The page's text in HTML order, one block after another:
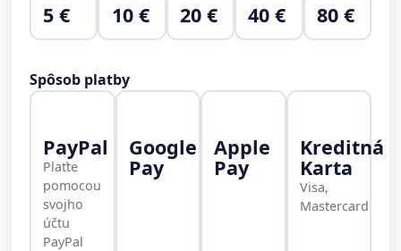
5 € 10 € 20 € 40 € 80 €
Spôsob platby
PayPal
Plaťte
pomocou
svojho
účtu
PayPal
Google
Pay
Apple
Pay
Kreditná
Karta
Visa,
Mastercard